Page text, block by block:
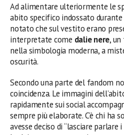
Ad alimentare ulteriormente le
abito specifico indossato
notato che sul vestito erano
interpretate come dalie nere, un
nella simbologia moderna, a
oscurità.
Secondo una parte del fandom
coincidenza. Le immagini
rapidamente sui social
sempre più elaborate. C’è chi ha
avesse deciso di “lasciare